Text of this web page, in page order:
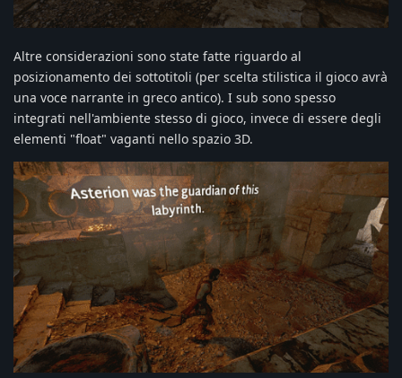
Altre considerazioni sono state fatte riguardo al
posizionamento dei sottotitoli (per scelta stilistica il gioco avrà
una voce narrante in greco antico). I sub sono spesso
integrati nell'ambiente stesso di gioco, invece di essere degli
elementi "float" vaganti nello spazio 3D.